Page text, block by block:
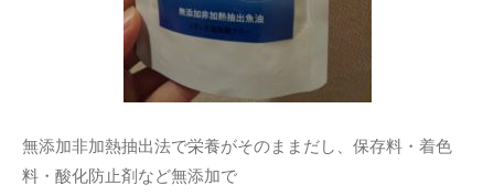
無添加非加熱抽出法で栄養がそのままだし、保存料・着色
料・酸化防止剤など無添加で